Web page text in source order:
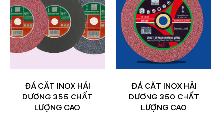
ĐÁ CĂT INOX HẢI
DƯƠNG 355 CHẤT
LƯỢNG CAO
ĐÁ CĂT INOX HẢI
DƯƠNG 350 CHẤT
LƯỢNG CAO